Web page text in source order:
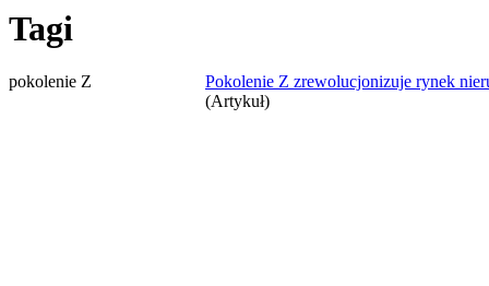
Tagi
pokolenie Z
Pokolenie Z zrewolucjonizuje rynek
(Artykuł)